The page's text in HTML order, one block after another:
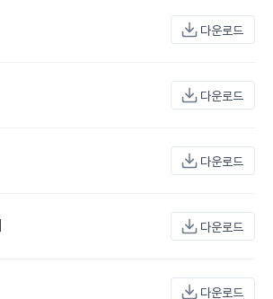
다운로드
다운로드
다운로드
다운로드
다운로드